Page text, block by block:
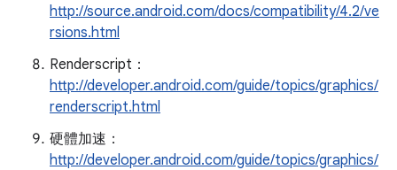
http://source.android.com/docs/compatibility/4.2/ve
rsions.html
Renderscript：
http://developer.android.com/guide/topics/graphics/
renderscript.html
硬體加速：
http://developer.android.com/guide/topics/graphics/